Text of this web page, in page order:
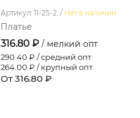
Артикул: 11-25-2. / Нет в наличии
Платье
316.80 ₽ / мелкий опт
290.40 ₽ / средний опт
264.00 ₽ / крупный опт
От 316.80 ₽